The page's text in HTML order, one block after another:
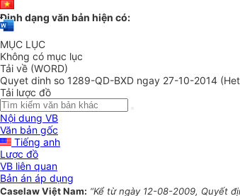
Định dạng văn bản hiện có:
MỤC LỤC
Không có mục lục
Tải về (WORD)
Quyet dinh so 1289-QD-BXD ngay 27-10-2014
Tải lược đồ
Nội dung VB
Văn bản gốc
Tiếng anh
Lược đồ
VB liên quan
Bản án áp dụng
Caselaw Việt Nam: “Kể từ ngày 12-08-2009, Quyết